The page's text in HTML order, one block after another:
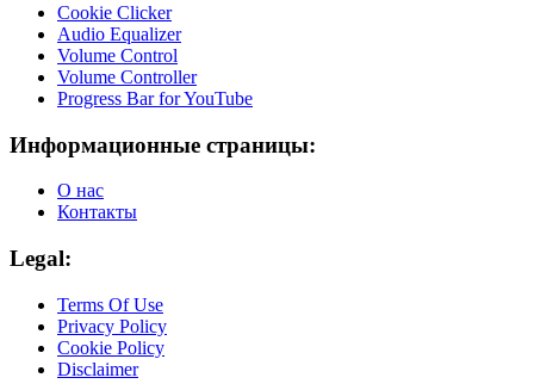
Cookie Clicker
Audio Equalizer
Volume Control
Volume Controller
Progress Bar for YouTube
Информационные страницы:
О нас
Контакты
Legal:
Terms Of Use
Privacy Policy
Cookie Policy
Disclaimer